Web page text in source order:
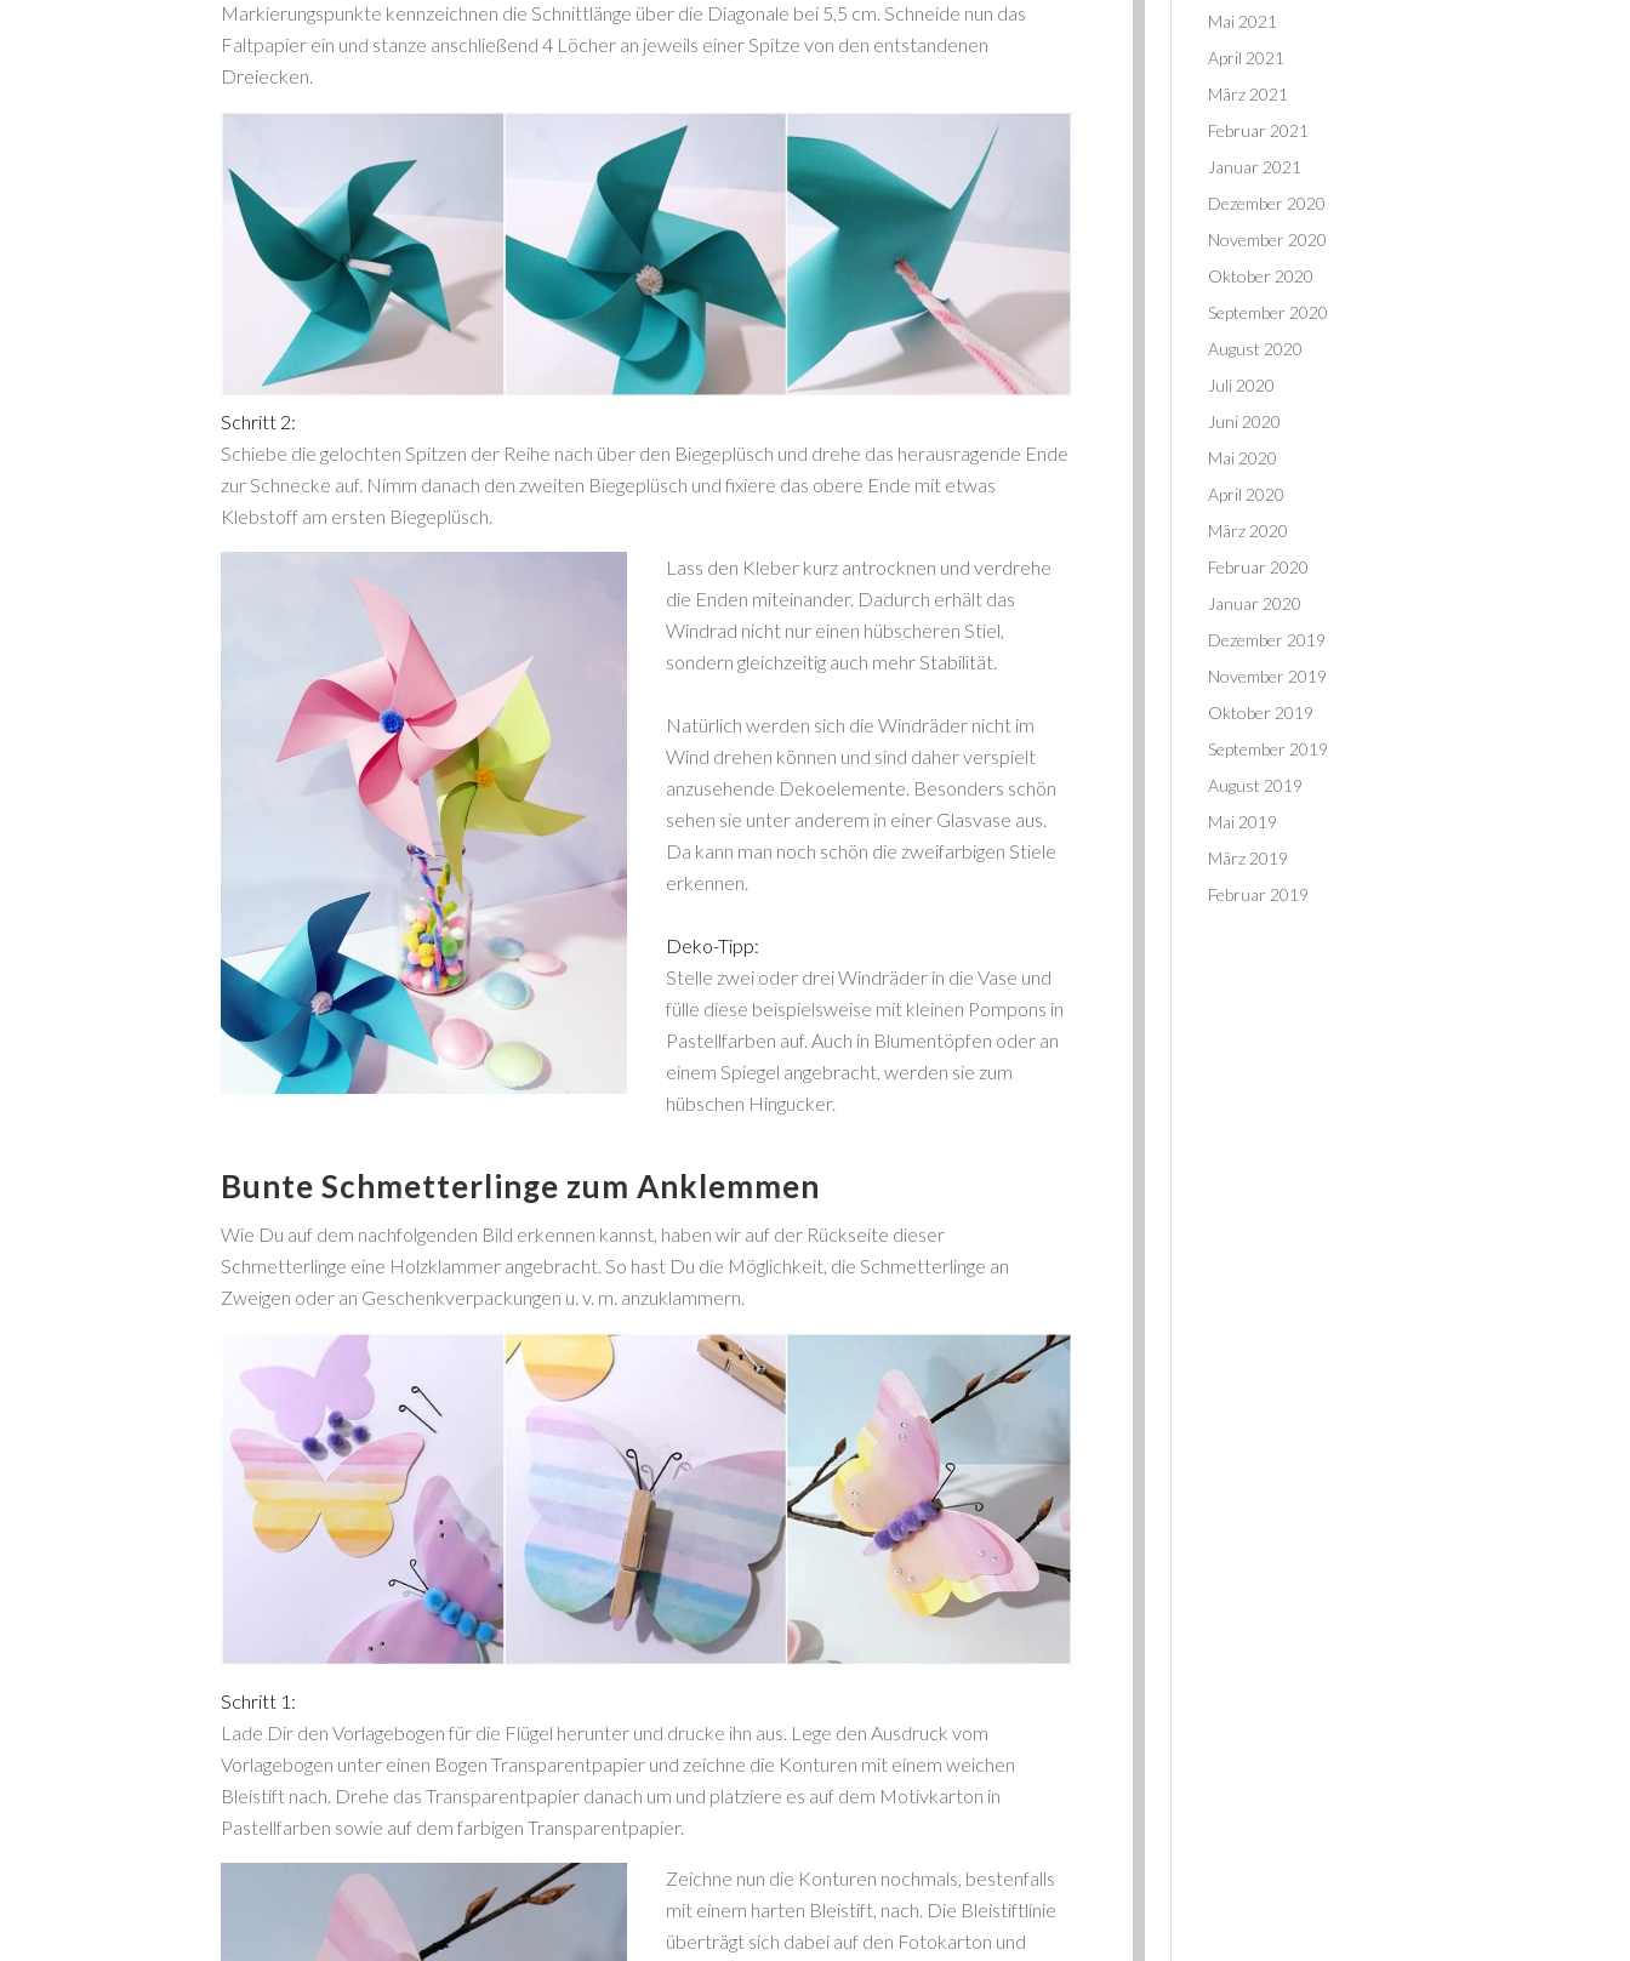
Markierungspunkte kennzeichnen die Schnittlänge über die Diagonale bei 5,5 cm. Schneide nun das
Faltpapier ein und stanze anschließend 4 Löcher an jeweils einer Spitze von den entstandenen
Dreiecken.
Schritt 2:
Schiebe die gelochten Spitzen der Reihe nach über den Biegeplüsch und drehe das herausragende Ende
zur Schnecke auf. Nimm danach den zweiten Biegeplüsch und fixiere das obere Ende mit etwas
Klebstoff am ersten Biegeplüsch.
Lass den Kleber kurz antrocknen und verdrehe
die Enden miteinander. Dadurch erhält das
Windrad nicht nur einen hübscheren Stiel,
sondern gleichzeitig auch mehr Stabilität.
Natürlich werden sich die Windräder nicht im
Wind drehen können und sind daher verspielt
anzusehende Dekoelemente. Besonders schön
sehen sie unter anderem in einer Glasvase aus.
Da kann man noch schön die zweifarbigen Stiele
erkennen.
Deko-Tipp:
Stelle zwei oder drei Windräder in die Vase und
fülle diese beispielsweise mit kleinen Pompons in
Pastellfarben auf. Auch in Blumentöpfen oder an
einem Spiegel angebracht, werden sie zum
hübschen Hingucker.
Bunte Schmetterlinge zum Anklemmen
Wie Du auf dem nachfolgenden Bild erkennen kannst, haben wir auf der Rückseite dieser
Schmetterlinge eine Holzklammer angebracht. So hast Du die Möglichkeit, die Schmetterlinge an
Zweigen oder an Geschenkverpackungen u. v. m. anzuklammern.
Schritt 1:
Lade Dir den Vorlagebogen für die Flügel herunter und drucke ihn aus. Lege den Ausdruck vom
Vorlagebogen unter einen Bogen Transparentpapier und zeichne die Konturen mit einem weichen
Bleistift nach. Drehe das Transparentpapier danach um und platziere es auf dem Motivkarton in
Pastellfarben sowie auf dem farbigen Transparentpapier.
Zeichne nun die Konturen nochmals, bestenfalls
mit einem harten Bleistift, nach. Die Bleistiftlinie
überträgt sich dabei auf den Fotokarton und
Mai 2021
April 2021
März 2021
Februar 2021
Januar 2021
Dezember 2020
November 2020
Oktober 2020
September 2020
August 2020
Juli 2020
Juni 2020
Mai 2020
April 2020
März 2020
Februar 2020
Januar 2020
Dezember 2019
November 2019
Oktober 2019
September 2019
August 2019
Mai 2019
März 2019
Februar 2019